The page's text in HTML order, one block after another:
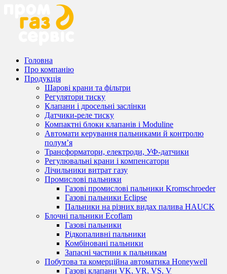
Головна
Про компанію
Продукція
Шарові крани та фільтри
Регулятори тиску
Клапани і дросельні заслінки
Датчики-реле тиску
Компактні блоки клапанів і Moduline
Автомати керування пальниками й контролю
полум’я
Трансформатори, електроди, УФ-датчики
Регулювальні крани і компенсатори
Лічильники витрат газу
Промислові пальники
Газові промислові пальники Kromschroeder
Газові пальники Eclipse
Пальники на різних видах палива HAUCK
Блочні пальники Ecoflam
Газові пальники
Рідкопаливні пальники
Комбіновані пальники
Запасні частини к пальникам
Побутова та комерційна автоматика Honeywell
Газові клапани VK, VR, VS, V